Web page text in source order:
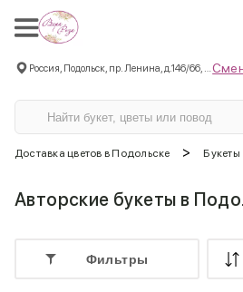
Доставка цветов в Подольске > Букеты
Авторские букеты в
Фильтры